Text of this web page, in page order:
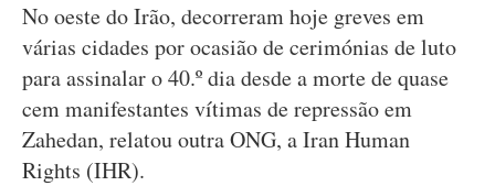
No oeste do Irão, decorreram hoje greves em
várias cidades por ocasião de cerimónias de luto
para assinalar o 40.º dia desde a morte de quase
cem manifestantes vítimas de repressão em
Zahedan, relatou outra ONG, a Iran Human
Rights (IHR).